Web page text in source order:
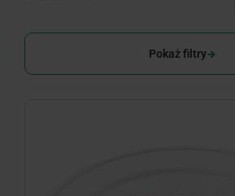
Pokaż filtry